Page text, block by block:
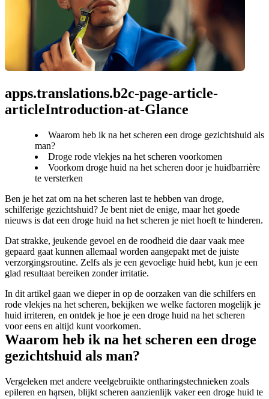
apps.translations.b2c-page-article-
articleIntroduction-at-Glance
Waarom heb ik na het scheren een droge gezichtshuid als
man?
Droge rode vlekjes na het scheren voorkomen
Voorkom droge huid na het scheren door je huidbarrière
te versterken
Ben je het zat om na het scheren last te hebben van droge,
schilferige gezichtshuid? Je bent niet de enige, maar het goede
nieuws is dat een droge huid na het scheren je niet hoeft te hinderen.
Dat strakke, jeukende gevoel en de roodheid die daar vaak mee
gepaard gaat kunnen allemaal worden aangepakt met de juiste
verzorgingsroutine. Zelfs als je een gevoelige huid hebt, kun je een
glad resultaat bereiken zonder irritatie.
In dit artikel gaan we dieper in op de oorzaken van die schilfers en
rode vlekjes na het scheren, bekijken we welke factoren mogelijk je
huid irriteren, en ontdek je hoe je een droge huid na het scheren
voor eens en altijd kunt voorkomen.
Waarom heb ik na het scheren een droge
gezichtshuid als man?
Vergeleken met andere veelgebruikte ontharingstechnieken zoals
epileren en harsen, blijkt scheren aanzienlijk vaker een droge huid te
1